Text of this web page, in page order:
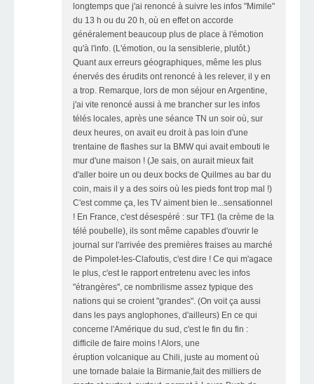
longtemps que j'ai renoncé à suivre les infos "Mimile"
du 13 h ou du 20 h, où en effet on accorde
généralement beaucoup plus de place à l'émotion
qu'à l'info. (L'émotion, ou la sensiblerie, plutôt.)
Quant aux erreurs géographiques, même les plus
énervés des érudits ont renoncé à les relever, il y en
a trop. Remarque, lors de mon séjour en Argentine,
j'ai vite renoncé aussi à me brancher sur les infos
télés locales, après une séance TN un soir où, sur
deux heures, on avait eu droit à pas loin d'une
trentaine de flashes sur la BMW qui avait embouti le
mur d'une maison ! (Je sais, on aurait mieux fait
d'aller boire un ou deux bocks de Quilmes au bar du
coin, mais il y a des soirs où les pieds font trop mal !)
C'est comme ça, les TV aiment bien le...sensationnel
! En France, c'est désespéré : sur TF1 (la crème de la
télé poubelle), ils sont même capables d'ouvrir le
journal sur l'arrivée des premières fraises au marché
de Pimpolet-les-Clafoutis, c'est dire ! Ce qui m'agace
le plus, c'est le rapport entretenu avec les infos
"étrangères", ce nombrilisme assez typique des
nations qui se croient "grandes". (On voit ça aussi
dans les pays anglophones, d'ailleurs) En ce qui
concerne l'Amérique du sud, c'est le fin du fin :
difficile de faire moins ! Alors, une
éruption volcanique au Chili, juste au moment où
une tornade balaie la Birmanie,fait des milliers de